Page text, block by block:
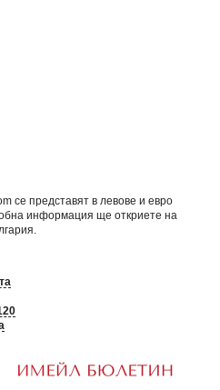
се представят в левове и евро
информация ще откриете на